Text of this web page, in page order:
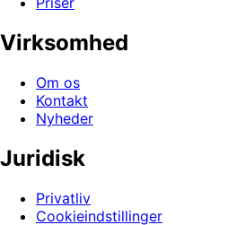
Virksomhed
Om os
Kontakt
Nyheder
Juridisk
Privatliv
Cookieindstillinger